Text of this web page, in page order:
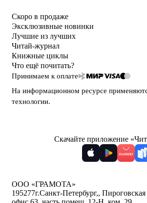
Скоро в продаже
Эксклюзивные новинки
Лучшие из лучших
Читай-журнал
Книжные циклы
Что ещё почитать?
Принимаем к оплате
На информационном ресурсе
технологии.
Скачайте приложение
ООО «ГРАМОТА»
195277г.Санкт-Петербург,,